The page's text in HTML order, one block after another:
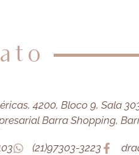
4200, Bloco 9, Sala
Barra Shopping,
(21)97303-3223